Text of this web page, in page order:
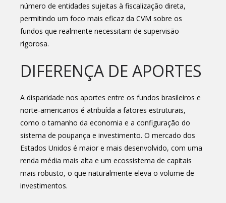
número de entidades sujeitas à fiscalização direta,
permitindo um foco mais eficaz da CVM sobre os
fundos que realmente necessitam de supervisão
rigorosa.
DIFERENÇA DE APORTES
A disparidade nos aportes entre os fundos brasileiros e
norte-americanos é atribuída a fatores estruturais,
como o tamanho da economia e a configuração do
sistema de poupança e investimento. O mercado dos
Estados Unidos é maior e mais desenvolvido, com uma
renda média mais alta e um ecossistema de capitais
mais robusto, o que naturalmente eleva o volume de
investimentos.